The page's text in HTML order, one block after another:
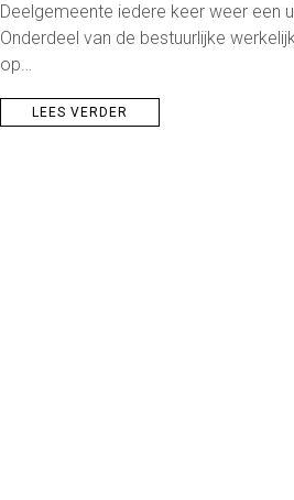
Deelgemeente iedere keer weer een
Onderdeel van de bestuurlijke
op…
LEES VERDER